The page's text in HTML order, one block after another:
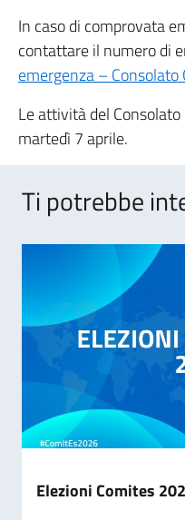
In caso di comprovata
contattare il numero di
emergenza – Consolato
Le attività del
martedì 7 aprile.
Ti potrebbe
Elezioni Comites